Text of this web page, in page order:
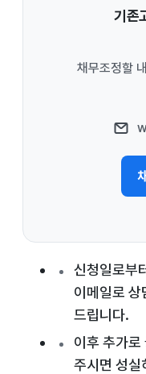
기존
채무조정할
신청일로부
이메일로 상
드립니다.
이후 추가로
주시면 성실